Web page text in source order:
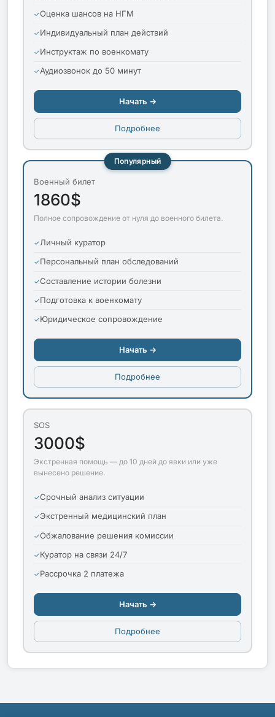
Оценка шансов на НГМ
Индивидуальный план действий
Инструктаж по военкомату
Аудиозвонок до 50 минут
Начать →
Подробнее
Популярный
Военный билет
1860$
Полное сопровождение от нуля до военного билета.
Личный куратор
Персональный план обследований
Составление истории болезни
Подготовка к военкомату
Юридическое сопровождение
Начать →
Подробнее
SOS
3000$
Экстренная помощь — до 10 дней до явки или уже
вынесено решение.
Срочный анализ ситуации
Экстренный медицинский план
Обжалование решения комиссии
Куратор на связи 24/7
Рассрочка 2 платежа
Начать →
Подробнее